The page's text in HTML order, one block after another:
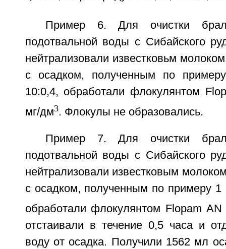
Пример 6. Для очистки
подотвальной воды с Сибайского
нейтрализовали известковьм
с осадком, полученным по
10:0,4, обработали флокулянтом
мг/дм3. Флокулы не образовались.
Пример 7. Для очистки
подотвальной воды с Сибайского
нейтрализовали известковым
с осадком, полученным по примеру
обработали флокулянтом Flopam
отстаивали в течение 0,5 часа и
воду от осадка. Получили 1562 мл